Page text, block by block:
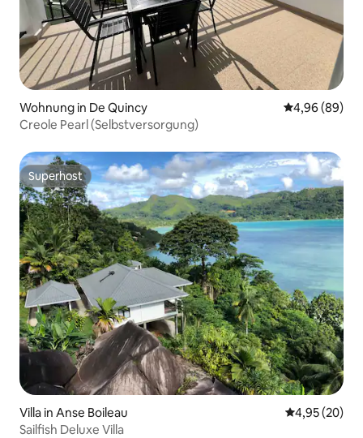
Wohnung in De Quincy
4,96 (89)
Creole Pearl (Selbstversorgung)
Superhost
Superhost
Villa in Anse Boileau
4,95 (20)
Sailfish Deluxe Villa